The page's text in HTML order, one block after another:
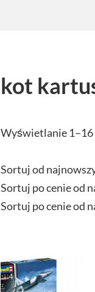
kot
Wyświetlanie 1–16
Sortuj od
Sortuj po cenie od
Sortuj po cenie od